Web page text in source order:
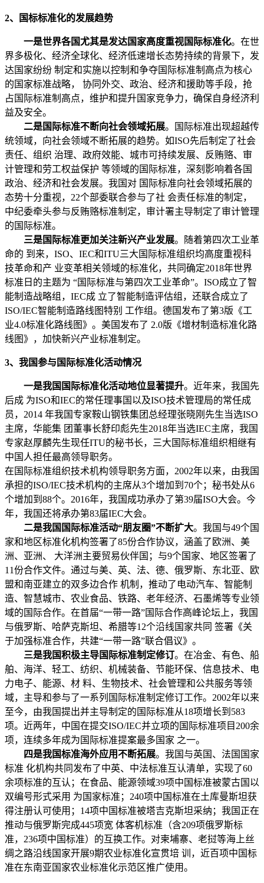
2、国标标准化的发展趋势
一是世界各国尤其是发达国家高度重视国际标准化。在世
界多极化、经济全球化、经济低速增长态势持续的背景下，发
达国家纷纷 制定和实施以控制和争夺国际标准制高点为核心
的国家标准战略， 协同外交、政治、经济和援助等手段，抢
占国际标准制高点，维护和提升国家竞争力，确保自身经济利
益及安全。
二是国际标准不断向社会领域拓展。国际标准出现超越传
统领域，向社会领域不断拓展的趋势。如ISO先后制定了社会
责任、组织 治理、政府效能、城市可持续发展、反贿赂、审
计管理和劳工权益保护 等领域的国际标准，深刻影响着各国
政治、经济和社会发展。我国对 国际标准向社会领域拓展的
态势十分重视，22个部委联合参与了社 会责任标准的制定，
中纪委牵头参与反贿赂标准制定，审计署主导制定了审计管理
的国际标准。
三是国际标准更加关注新兴产业发展。随着第四次工业革
命的 到来，ISO、IEC和ITU三大国际标准组织均高度重视科
技革命和产 业变革相关领域的标准化，共同确定2018年世界
标准日的主题为 “国际标准与第四次工业革命”。ISO成立了智
能制造战略组，IEC成 立了智能制造评估组，还联合成立了
ISO/IEC智能制造路线图特别 工作组。德国发布了第3版《工
业4.0标准化路线图》。美国发布了 2.0版《增材制造标准化路
线图》，加快新兴产业标准制定。
3、我国参与国际标准化活动情况
一是我国国际标准化活动地位显著提升。近年来，我国先
后成 为ISO和IEC的常任理事国以及ISO技术管理局的常任成
员，2014 年我国专家鞍山钢铁集团总经理张晓刚先生当选ISO
主席，华能集 团董事长舒印彪先生2018年当选IEC主席，我国
专家赵厚麟先生现任ITU的秘书长，三大国际标准组织相继有
中国人担任最高领导职务。
在国际标准组织技术机构领导职务方面，2002年以来，由我国
承担的ISO/IEC技术机构的主席从3个增加到70个；秘书处从6
个增加到88个。2016年，我国成功承办了第39届ISO大会。今
年，我国还将承办第83届IEC大会。
二是我国国际标准活动“朋友圈”不断扩大。我国与49个国
家和地区标准化机构签署了85份合作协议，涵盖了欧洲、美
洲、亚洲、 大洋洲主要贸易伙伴国；与9个国家、地区签署了
11份合作文件。通过与美、英、法、德、俄罗斯、东北亚、欧
盟和南亚建立的双多边合作 机制，推动了电动汽车、智能制
造、智慧城市、农业食品、铁路、老年经济、石墨烯等专业领
域的国际合作。在首届“一带一路”国际合作高峰论坛上，我国
与俄罗斯、哈萨克斯坦、希腊等12个沿线国家共同 签署《关
于加强标准合作，共建“一带一路”联合倡议》。
三是我国积极主导国际标准制定修订。在冶金、有色、船
舶、海洋、轻工、纺织、机械装备、节能环保、信息技术、电
力电子、能源、材 料、生物技术、社会管理和公共服务等领
域，主导和参与了一系列国际标准制定修订工作。2002年以来
至今，由我国提出并主导制定的国际标准从18项增长到583
项。近两年，中国在提交ISO/IEC并立项的国际标准项目200余
项，连续多年成为国际标准提案最多国家 之一。
四是我国标准海外应用不断拓展。我国与英国、法国国家
标准 化机构共同发布了中英、中法标准互认清单，实现了60
余项标准的互认；在食品、能源领域39项中国标准被蒙古国以
双编号形式采用 为国家标准；240项中国标准在土库曼斯坦获
得注册认可使用；14项中国标准被塔吉克斯坦采纳；我国正在
推动与俄罗斯完成445项宽 体客机标准（含209项俄罗斯标
准，236项中国标准）的互换工作。对柬埔寨、老挝等海上丝
绸之路沿线国家开展9期农业标准化宣贯培 训，近百项中国标
准在东南亚国家农业标准化示范区推广使用。